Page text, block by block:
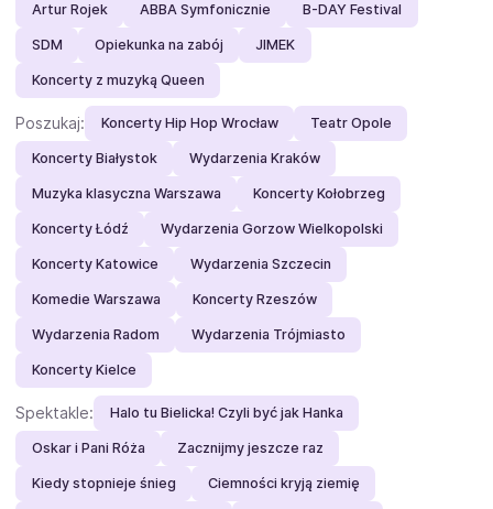
Artur Rojek ABBA Symfonicznie B-DAY Festival
SDM Opiekunka na zabój JIMEK
Koncerty z muzyką Queen
Poszukaj: Koncerty Hip Hop Wrocław Teatr Opole
Koncerty Białystok Wydarzenia Kraków
Muzyka klasyczna Warszawa Koncerty Kołobrzeg
Koncerty Łódź Wydarzenia Gorzow Wielkopolski
Koncerty Katowice Wydarzenia Szczecin
Komedie Warszawa Koncerty Rzeszów
Wydarzenia Radom Wydarzenia Trójmiasto
Koncerty Kielce
Spektakle: Halo tu Bielicka! Czyli być jak Hanka
Oskar i Pani Róża Zacznijmy jeszcze raz
Kiedy stopnieje śnieg Ciemności kryją ziemię